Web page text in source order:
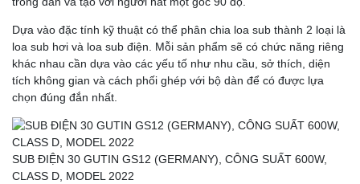
Dựa vào đặc tính kỹ thuật có thể phân chia loa sub thành 2 loại là
loa sub hơi và loa sub điện. Mỗi sản phẩm sẽ có chức năng riêng
khác nhau cần dựa vào các yếu tố như nhu cầu, sở thích, diện
tích không gian và cách phối ghép với bộ dàn để có được lựa
chọn đúng đắn nhất.
SUB ĐIỆN 30 GUTIN GS12 (GERMANY), CÔNG SUẤT 600W,
CLASS D, MODEL 2022